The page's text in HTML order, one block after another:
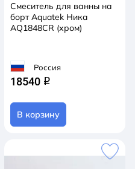
Смеситель для ванны на
борт Aquatek Ника
AQ1848CR (хром)
Россия
18540 q
В корзину